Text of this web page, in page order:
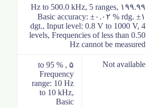
۱۹۹.۹۹ Hz to 500.0 kHz, 5 ranges,
Basic accuracy: ±۰.۰۲ % rdg. ±۱
dgt., Input level: 0.8 V to 1000 V, 4
levels, Frequencies of less than 0.50
Hz cannot be measured
Not available
۵ to 95 % ,
Frequency
range: 10 Hz
to 10 kHz,
Basic